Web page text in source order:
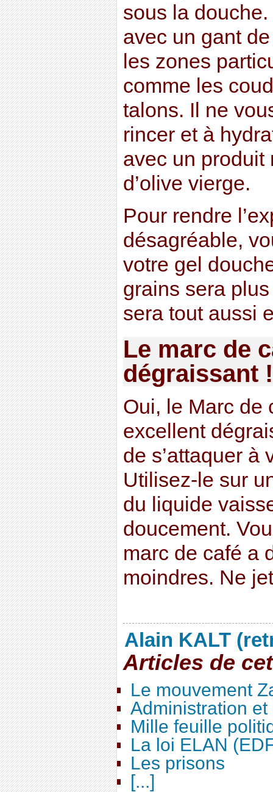
sous la
avec un gant
les zones
comme les
talons. Il ne
rincer et à
avec un produit
d’olive vierge.
Pour rendre
désagréable,
votre gel
grains sera
sera tout aussi
Le marc de
dégraissant !
Oui, le Marc de
excellent
de s’attaquer à
Utilisez-le sur
du liquide
doucement.
marc de café a
moindres. Ne
Alain KALT
Articles de
Le mouvement
Administration
Mille feuille
La loi ELAN
Les prisons
[...]